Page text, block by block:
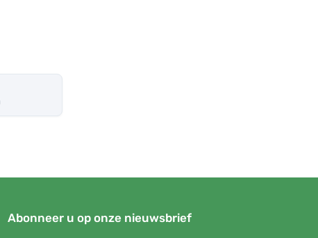
Abonneer u op onze nieuwsbrief